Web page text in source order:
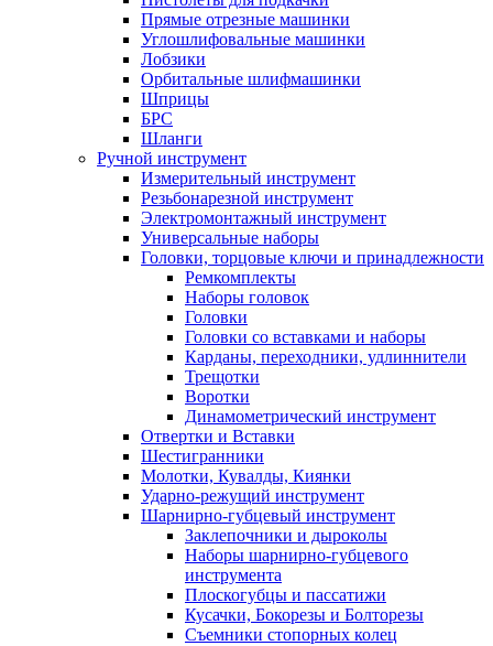
Прямые отрезные машинки
Углошлифовальные машинки
Лобзики
Орбитальные шлифмашинки
Шприцы
БРС
Шланги
Ручной инструмент
Измерительный инструмент
Резьбонарезной инструмент
Электромонтажный инструмент
Универсальные наборы
Головки, торцовые ключи и принадлежности
Ремкомплекты
Наборы головок
Головки
Головки со вставками и наборы
Карданы, переходники, удлиннители
Трещотки
Воротки
Динамометрический инструмент
Отвертки и Вставки
Шестигранники
Молотки, Кувалды, Киянки
Ударно-режущий инструмент
Шарнирно-губцевый инструмент
Заклепочники и дыроколы
Наборы шарнирно-губцевого
инструмента
Плоскогубцы и пассатижи
Кусачки, Бокорезы и Болторезы
Съемники стопорных колец